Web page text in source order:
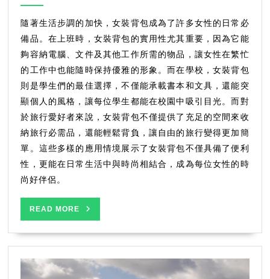
日
常
生
活
中
的
好
伴
侶
隨著生活步調的加快，女裝背包成為了許多女性的日常必
備品。在上班時，女裝背包的實用性尤其重要，因為它能
夠容納電腦、文件及其他工作所需的物品，讓女性在繁忙
的工作中也能隨時保持優雅的形象。而在學校，女裝背包
則是學生們的最佳選擇，不僅能承載書本和文具，還能突
顯個人的風格，讓每位學生都能在校園中吸引目光。而對
於旅行愛好者來說，女裝背包不僅提供了充足的空間來收
納旅行必需品，還能輕鬆背負，讓自由的旅行變得更加簡
單。這些多樣的應用情境展示了女裝背包不僅具備了便利
性，更能在日常生活中與時尚相結合，成為每位女性的時
尚好伴侶。
READ MORE
MORE